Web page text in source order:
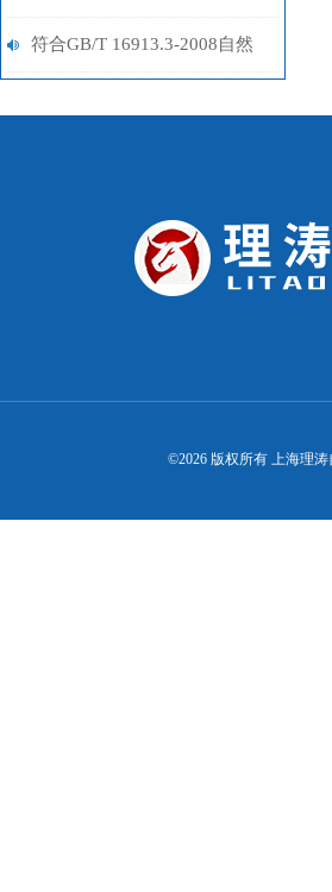
符合GB/T 16913.3-2008自然
©2026 版权所有 上海理